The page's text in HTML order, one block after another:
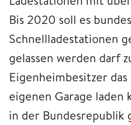
Bis 2020 soll es
Schnellladestationen
gelassen werden darf
Eigenheimbesitzer
eigenen Garage laden
in der Bundesrepublik